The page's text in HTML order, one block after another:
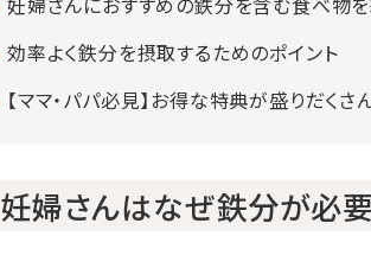
効率よく鉄分を摂取するためのポイント
【ママ・パパ必見】お得な特典が盛りだく
妊婦さんはなぜ鉄分が必